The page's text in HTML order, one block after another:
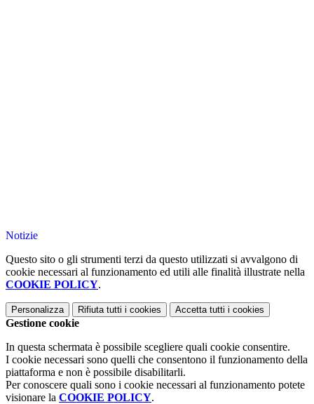
Notizie
Questo sito o gli strumenti terzi da questo utilizzati si avvalgono di
cookie necessari al funzionamento ed utili alle finalità illustrate nella
COOKIE POLICY.
Personalizza Rifiuta tutti i cookies Accetta tutti i cookies
Gestione cookie
In questa schermata è possibile scegliere quali cookie consentire.
I cookie necessari sono quelli che consentono il funzionamento della
piattaforma e non è possibile disabilitarli.
Per conoscere quali sono i cookie necessari al funzionamento potete
visionare la COOKIE POLICY.